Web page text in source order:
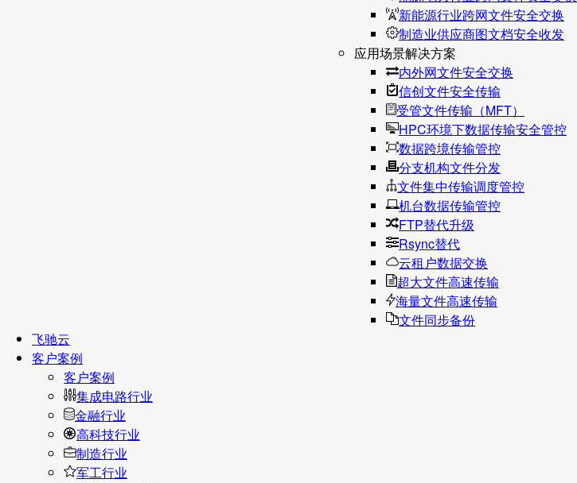
新能源行业跨网文件安全交换
制造业供应商图文档安全收发
应用场景解决方案
内外网文件安全交换
信创文件安全传输
受管文件传输（MFT）
HPC环境下数据传输安全管控
数据跨境传输管控
分支机构文件分发
文件集中传输调度管控
机台数据传输管控
FTP替代升级
Rsync替代
云租户数据交换
超大文件高速传输
海量文件高速传输
文件同步备份
飞驰云
客户案例
客户案例
集成电路行业
金融行业
高科技行业
制造行业
军工行业